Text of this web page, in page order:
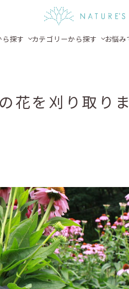
探す カテゴリーから探す お悩み
花を刈り取り